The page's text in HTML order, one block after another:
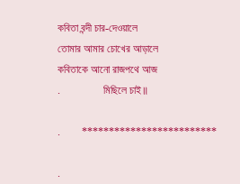
কবিতা বন্দী চার-দেওয়ালে
তোমার আমার চোখের আড়ালে
কবিতাকে আনো রাজপথে আজ
. মিছিলে চাই॥
. *************************